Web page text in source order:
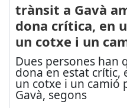
trànsit a Gavà
dona crítica, en
un cotxe i un
Dues persones han
dona en estat crític,
un cotxe i un camió
Gavà, segons